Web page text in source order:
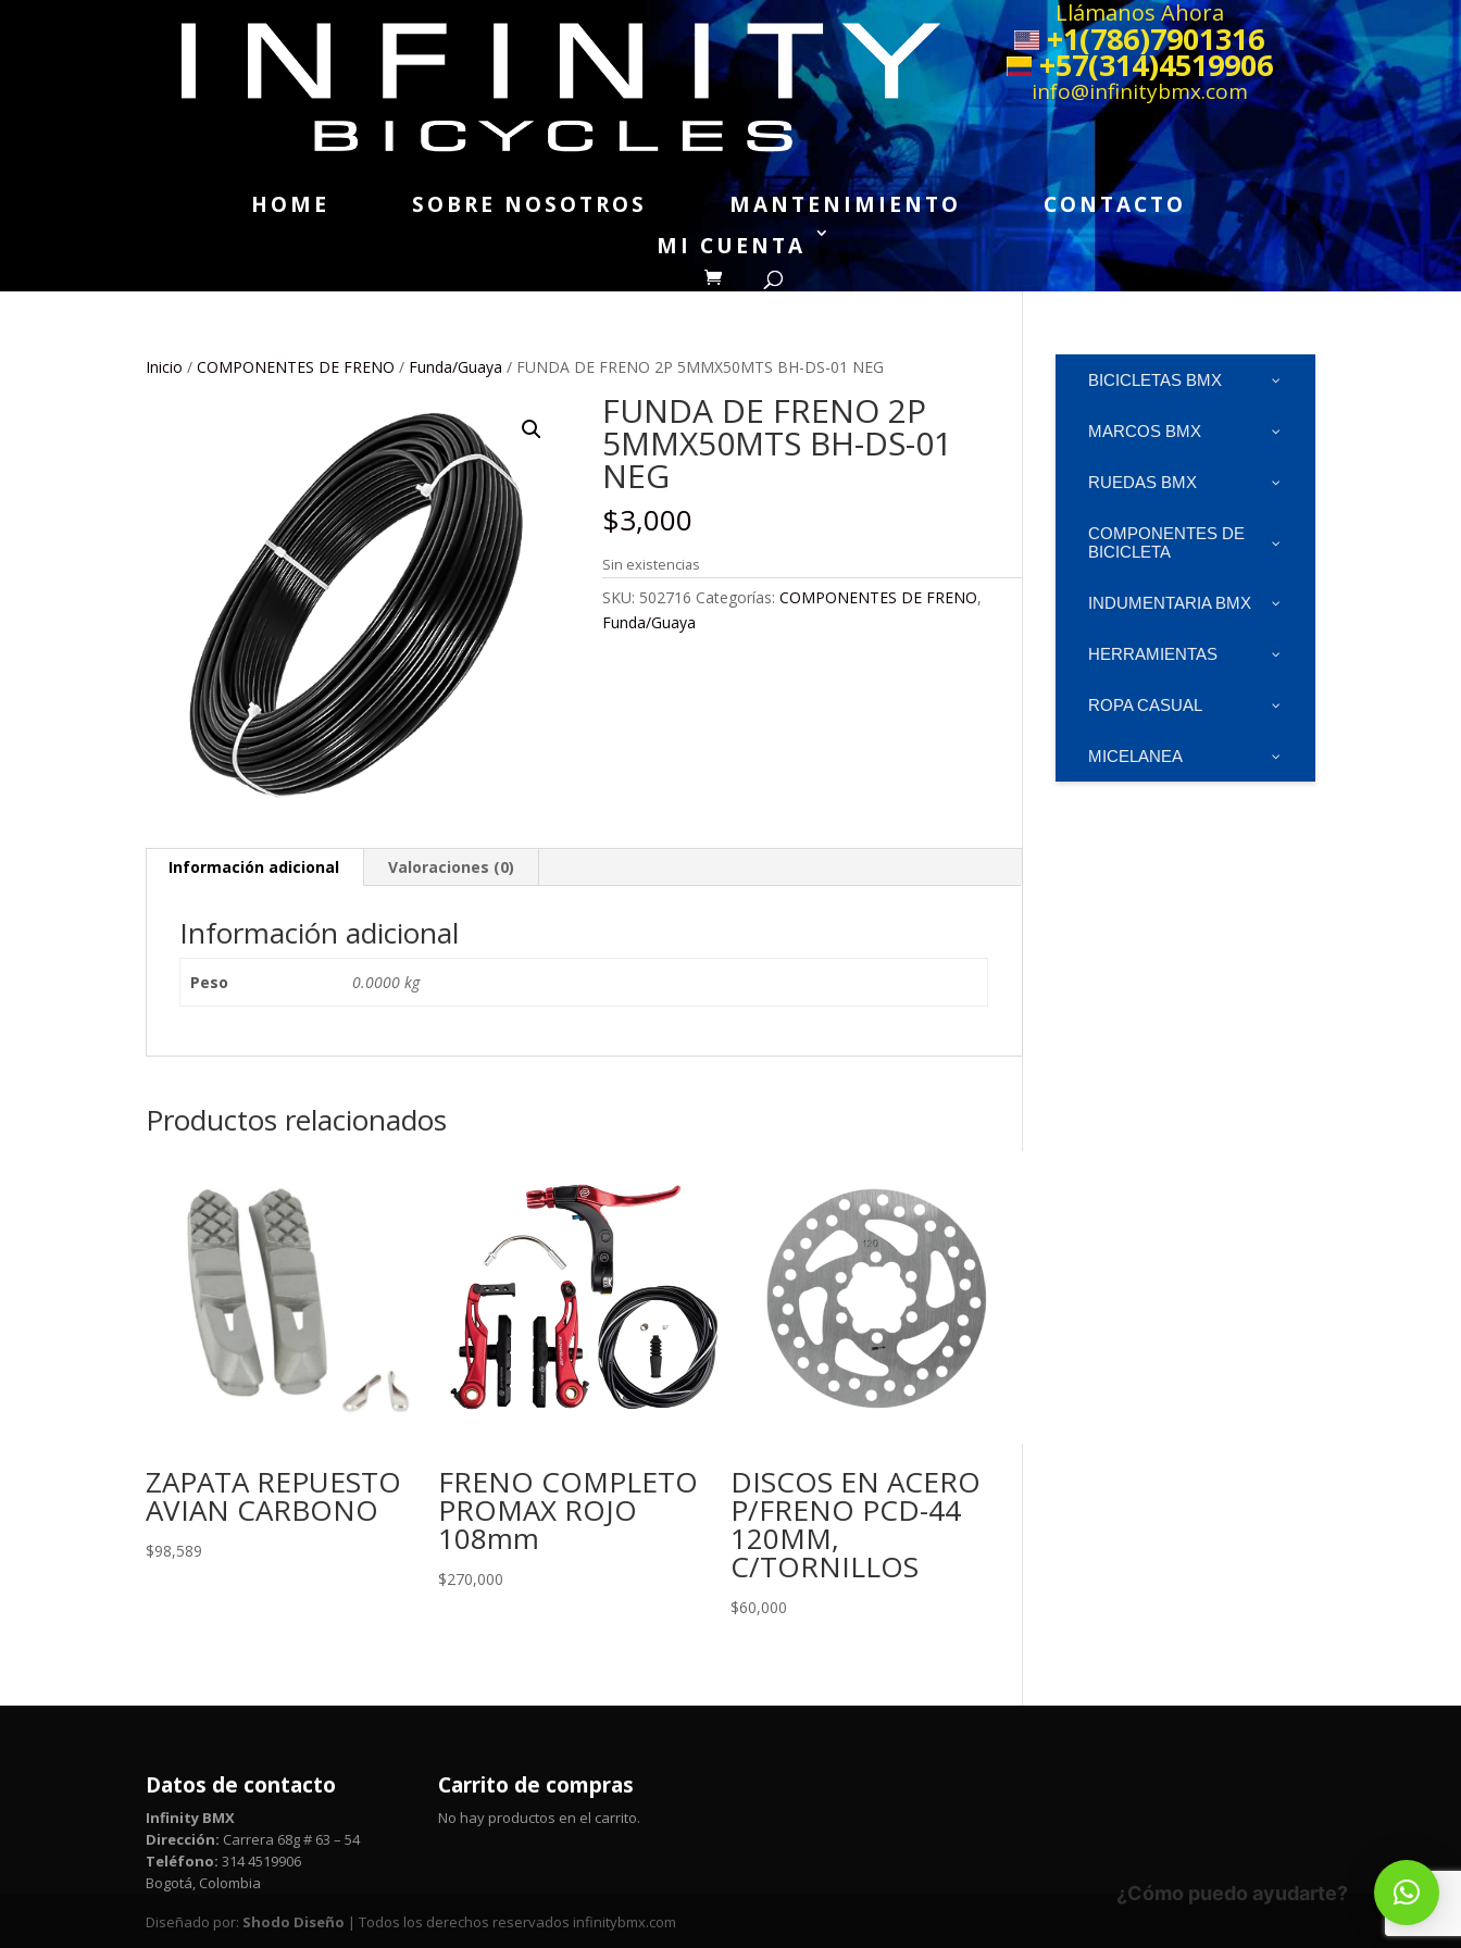
Llámanos Ahora
+1(786)7901316
+57(314)4519906
info@infinitybmx.com
HOME SOBRE NOSOTROS MANTENIMIENTO
CONTACTO
MI CUENTA
Inicio /COMPONENTES DE FRENO / Funda/Guaya / FUNDA DE FRENO 2P 5MMX50MTS BH-DS-01 NEG
FUNDA DE FRENO 2P
5MMX50MTS BH-DS-01
NEG
$3,000
Sin existencias
SKU: 502716 Categorías: COMPONENTES DE FRENO,
Funda/Guaya
Información adicional Valoraciones (0)
Información adicional
Peso 0.0000 kg
Productos relacionados
ZAPATA REPUESTO
AVIAN CARBONO
$98,589
FRENO COMPLETO
PROMAX ROJO
108mm
$270,000
DISCOS EN ACERO
P/FRENO PCD-44
120MM,
C/TORNILLOS
$60,000
BICICLETAS BMX
MARCOS BMX
RUEDAS BMX
COMPONENTES DE
BICICLETA
INDUMENTARIA BMX
HERRAMIENTAS
ROPA CASUAL
MICELANEA
Datos de contacto
Infinity BMX
Dirección: Carrera 68g # 63 – 54
Teléfono: 314 4519906
Bogotá, Colombia
Carrito de compras
No hay productos en el carrito.
Diseñado por: Shodo Diseño | Todos los derechos reservados infinitybmx.com
¿Cómo puedo ayudarte?